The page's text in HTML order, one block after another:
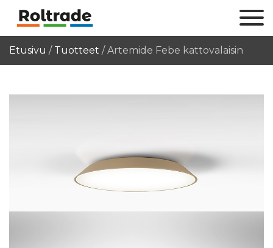
Etusivu / Tuotteet /Artemide Febe kattovalaisin